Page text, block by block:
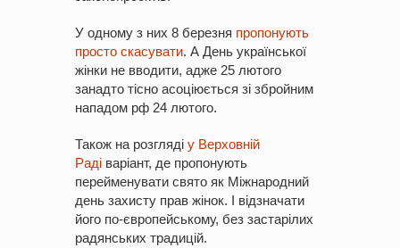
У одному з них 8 березня пропонують
просто скасувати. А День української
жінки не вводити, адже 25 лютого
занадто тісно асоціюється зі збройним
нападом рф 24 лютого.
Також на розгляді у Верховній
Раді варіант, де пропонують
перейменувати свято як Міжнародний
день захисту прав жінок. І відзначати
його по-європейському, без застарілих
радянських традицій.